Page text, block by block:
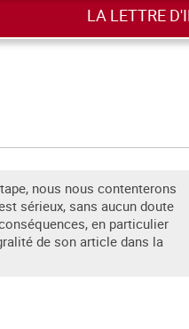
LA LETTRE
nous nous contenterons
sérieux, sans aucun doute
en particulier
de son article dans la